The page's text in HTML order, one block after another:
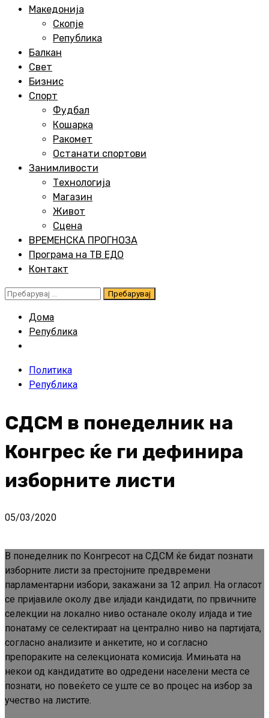
Македонија
Скопје
Република
Балкан
Свет
Бизнис
Спорт
Фудбал
Кошарка
Ракомет
Останати спортови
Занимливости
Технологија
Магазин
Живот
Сцена
ВРЕМЕНСКА ПРОГНОЗА
Програма на ТВ ЕДО
Контакт
Пребарувај
Дома
Република
Политика
Република
СДСМ в понеделник на
Конгрес ќе ги дефинира
изборните листи
05/03/2020
В понеделник по Конгресот на СДСМ ќе бидат познати
изборните листи за престојните предвремени
парламентарни избори, закажани за 12 април. На огласот
се пријавиле околу две илјади кандидати, по првичните
селекции на локално ниво останале околу илјада и тие
понатаму се селектираат на централно ниво на партијата,
согласно анализите и анкетите, но и согласно
препораките на селекционата комисија. Имињата на
некои од кандидатите во одредени населени места се
познати, но повеќето се уште се во процес на избор за
учество на листите.